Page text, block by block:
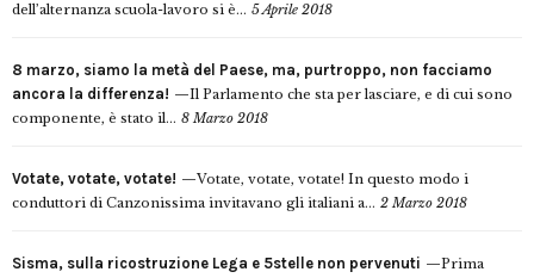
dell’alternanza scuola-lavoro si è... 5 Aprile 2018
8 marzo, siamo la metà del Paese, ma, purtroppo, non facciamo
ancora la differenza!
Il Parlamento che sta per lasciare, e di cui sono
componente, è stato il... 8 Marzo 2018
Votate, votate, votate!
Votate, votate, votate! In questo modo i
conduttori di Canzonissima invitavano gli italiani a... 2 Marzo 2018
Sisma, sulla ricostruzione Lega e 5stelle non pervenuti
Prima